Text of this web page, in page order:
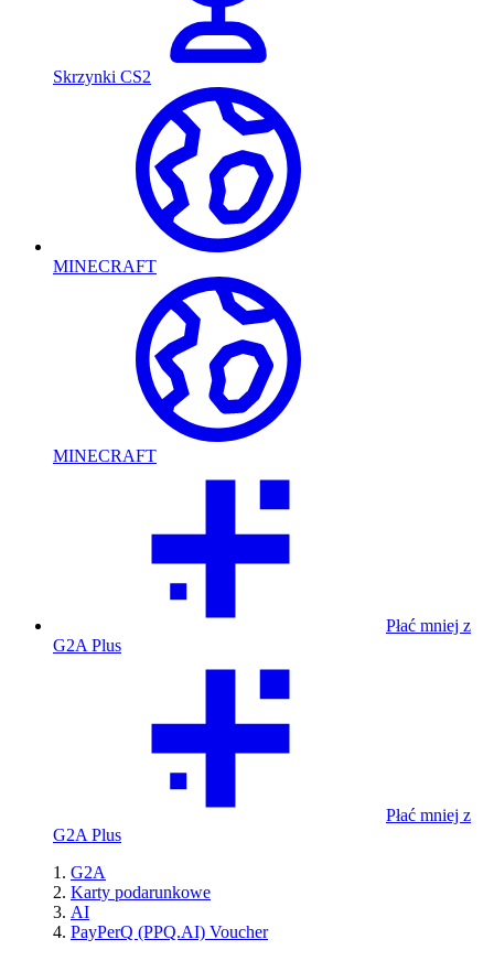
Skrzynki CS2
MINECRAFT
MINECRAFT
Płać mniej z
G2A Plus
Płać mniej z
G2A Plus
G2A
Karty podarunkowe
AI
PayPerQ (PPQ.AI) Voucher